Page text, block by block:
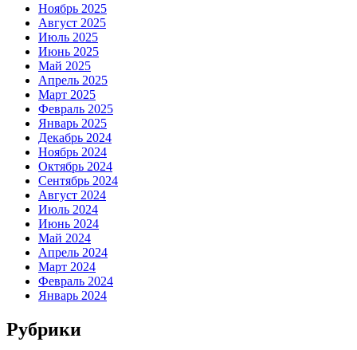
Ноябрь 2025
Август 2025
Июль 2025
Июнь 2025
Май 2025
Апрель 2025
Март 2025
Февраль 2025
Январь 2025
Декабрь 2024
Ноябрь 2024
Октябрь 2024
Сентябрь 2024
Август 2024
Июль 2024
Июнь 2024
Май 2024
Апрель 2024
Март 2024
Февраль 2024
Январь 2024
Рубрики